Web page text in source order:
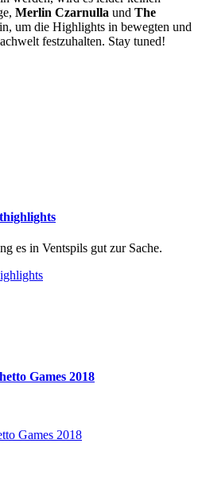
Merlin Czarnulla und The
um die Highlights in bewegten und
festzuhalten. Stay tuned!
es in Ventspils gut zur Sache.
Games 2018
Games 2018